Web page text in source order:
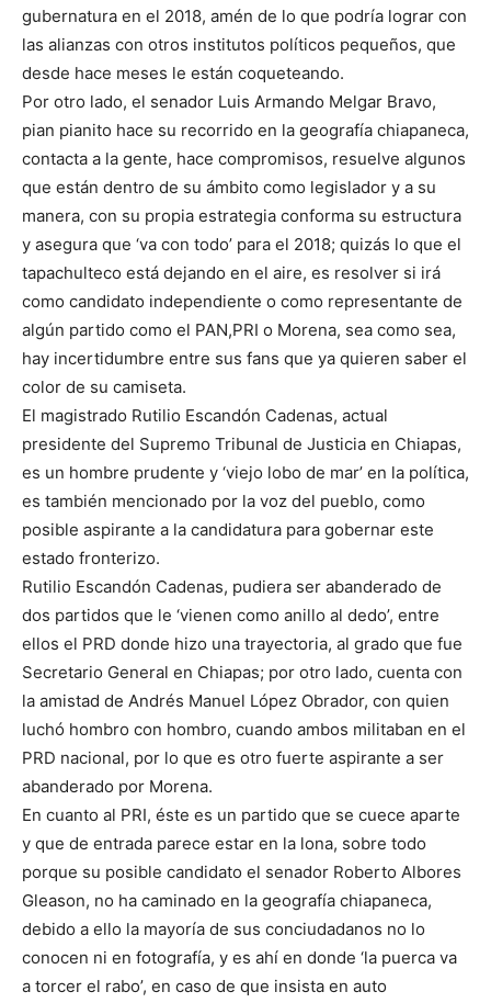
gubernatura en el 2018, amén de lo que podría lograr con
las alianzas con otros institutos políticos pequeños, que
desde hace meses le están coqueteando.
Por otro lado, el senador Luis Armando Melgar Bravo,
pian pianito hace su recorrido en la geografía chiapaneca,
contacta a la gente, hace compromisos, resuelve algunos
que están dentro de su ámbito como legislador y a su
manera, con su propia estrategia conforma su estructura
y asegura que ‘va con todo’ para el 2018; quizás lo que el
tapachulteco está dejando en el aire, es resolver si irá
como candidato independiente o como representante de
algún partido como el PAN,PRI o Morena, sea como sea,
hay incertidumbre entre sus fans que ya quieren saber el
color de su camiseta.
El magistrado Rutilio Escandón Cadenas, actual
presidente del Supremo Tribunal de Justicia en Chiapas,
es un hombre prudente y ‘viejo lobo de mar’ en la política,
es también mencionado por la voz del pueblo, como
posible aspirante a la candidatura para gobernar este
estado fronterizo.
Rutilio Escandón Cadenas, pudiera ser abanderado de
dos partidos que le ‘vienen como anillo al dedo’, entre
ellos el PRD donde hizo una trayectoria, al grado que fue
Secretario General en Chiapas; por otro lado, cuenta con
la amistad de Andrés Manuel López Obrador, con quien
luchó hombro con hombro, cuando ambos militaban en el
PRD nacional, por lo que es otro fuerte aspirante a ser
abanderado por Morena.
En cuanto al PRI, éste es un partido que se cuece aparte
y que de entrada parece estar en la lona, sobre todo
porque su posible candidato el senador Roberto Albores
Gleason, no ha caminado en la geografía chiapaneca,
debido a ello la mayoría de sus conciudadanos no lo
conocen ni en fotografía, y es ahí en donde ‘la puerca va
a torcer el rabo’, en caso de que insista en auto